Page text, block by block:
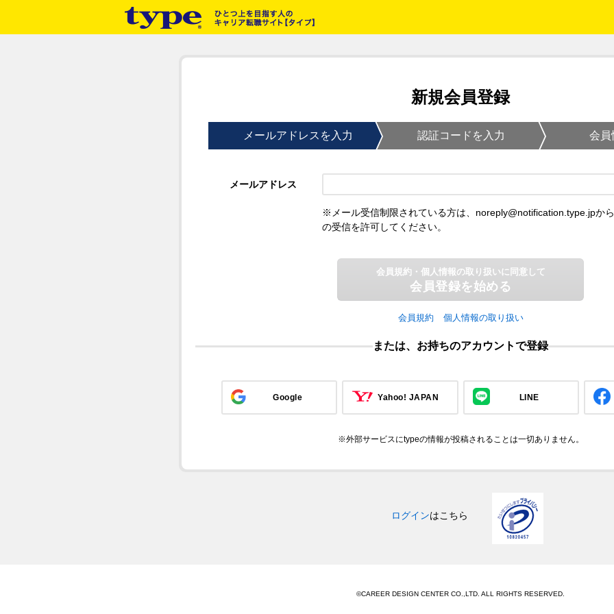
新規会員登録
メールアドレスを入力 認証コードを入力 会員
メールアドレス
※メール受信制限されている方は、noreply@notification.type.jpから
の受信を許可してください。
会員規約・個人情報の取り扱いに同意して
会員登録を始める
会員規約 個人情報の取り扱い
または、お持ちのアカウントで登録
Google Yahoo! JAPAN LINE
※外部サービスにtypeの情報が投稿されることは一切ありません。
ログインはこちら
©CAREER DESIGN CENTER CO.,LTD. ALL RIGHTS RESERVED.